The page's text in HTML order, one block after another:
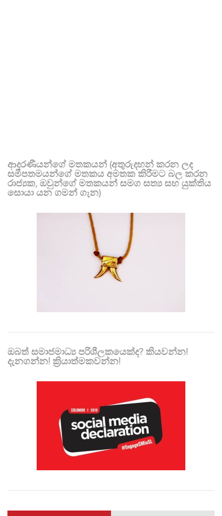
ආදරණීයන්ගේ මතකයන් (අතුරුදහන් කරන ලද
සමීපතමයන්ගේ මතකය අමතක කිරීමට බල කරන
රාජ්‍යක, ඔවුන්ගේ මතකයන් සමග සත්‍ය සහ යුක්තිය
සොයා යන ගමන් ගැන)
ඔබත් සමාජමාධ්‍ය පරිශීලකයෙක්ද? කියවන්න!
දැනගන්න! ක්‍රියාත්මකවන්න!